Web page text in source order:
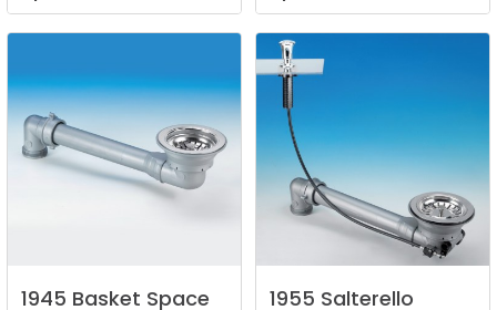
1945 Basket Space
1955 Salterello